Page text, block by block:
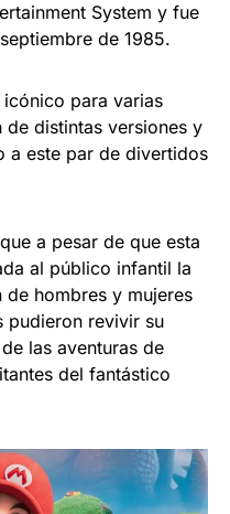
System y fue
de 1985.
para varias
distintas versiones y
a este par de divertidos
a pesar de que esta
al público infantil la
hombres y mujeres
pudieron revivir su
las aventuras de
del fantástico